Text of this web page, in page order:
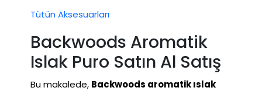
Tütün Aksesuarları
Backwoods Aromatik
Islak Puro Satın Al Satış
Bu makalede, Backwoods aromatik ıslak